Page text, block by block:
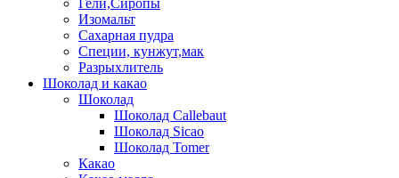
Гели,Сиропы
Изомальт
Сахарная пудра
Специи, кунжут,мак
Разрыхлитель
Шоколад и какао
Шоколад
Шоколад Callebaut
Шоколад Sicao
Шоколад Tomer
Какао